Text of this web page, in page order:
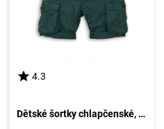
4.3
Dětské šortky chlapčenské, Minoti, DESERT 2, zelené - velikost 92/98 | pro věk 2-3 let